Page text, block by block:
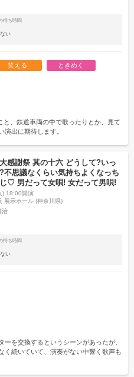
待ち時間
い
笑える ときめく
、鉄道車両の中で歌ったりとか、見て
演出に期待します。
感謝祭 其の十六 どうして?いっ
不思議なくらい気持ちよくなっち
♡ 男だって女唄! 女だって男唄!
) 18:00開演
展示ホール (神奈川県)
治
待ち時間
い
ーを交換するというシーンがあったが、
く続いていて、演奏がない中響く歌声も